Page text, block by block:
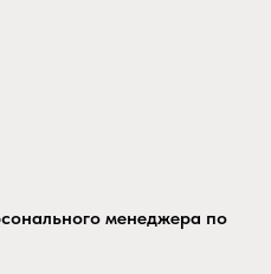
менеджера по